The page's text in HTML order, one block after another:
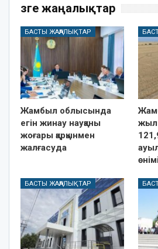
Өзге жаңалықтар
БАСТЫ ЖАҢАЛЫҚТАР
Жамбыл облысында
егін жинау науқаны
жоғары қарқынмен
жалғасуда
жыл
БАСТЫ ЖАҢАЛЫҚТАР